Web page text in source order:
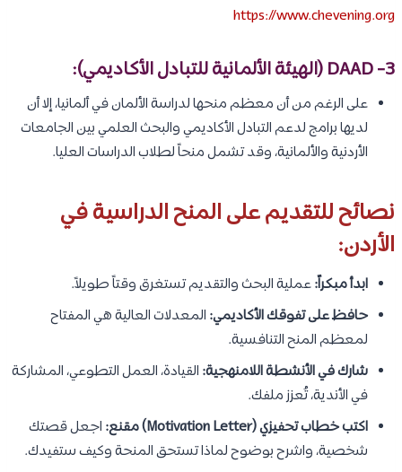
https://www.chevening.org
3- DAAD (الهيئة الألمانية للتبادل الأكاديمي):
على الرغم من أن معظم منحها لدراسة الألمان في ألمانيا، إلا أن
لديها برامج لدعم التبادل الأكاديمي والبحث العلمي بين الجامعات
الأردنية والألمانية، وقد تشمل منحاً لطلاب الدراسات العليا.
نصائح للتقديم على المنح الدراسية في
الأردن:
ابدأ مبكراً:عملية البحث والتقديم تستغرق وقتاً طويلاً.
حافظ على تفوقك الأكاديمي: المعدلات العالية هي المفتاح
لمعظم المنح التنافسية.
شارك في الأنشطة اللامنهجية: القيادة، العمل التطوعي، المشاركة
في الأندية، تُعزز ملفك.
اكتب خطاب تحفيزي (Motivation Letter) مقنع:
اجعل قصتك
شخصية، واشرح بوضوح لماذا تستحق المنحة وكيف ستفيدك.